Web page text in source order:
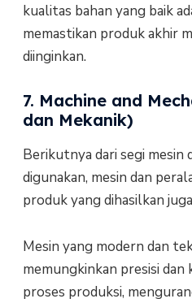
kualitas bahan yang baik
memastikan produk akhir
diinginkan.
7. Machine and
dan Mekanik)
Berikutnya dari segi mesin
digunakan, mesin dan
produk yang dihasilkan
Mesin yang modern dan
memungkinkan presisi dan
proses produksi,